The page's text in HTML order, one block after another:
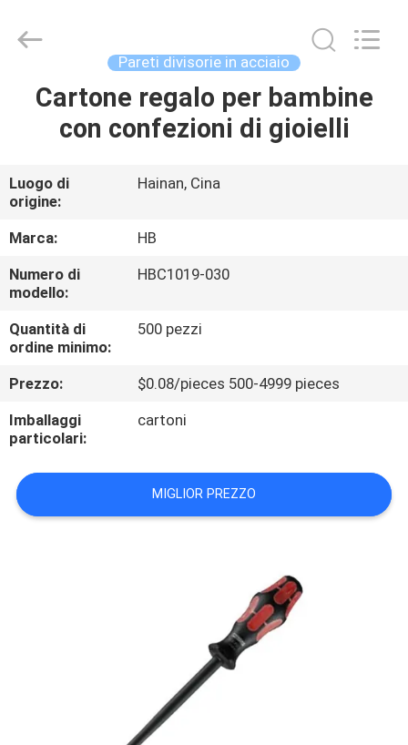
CASA.
SU
DI
NOI
VISITA
FABBRICA
CONTROLLO
DELLA
QUALITÀ
Developed
Pareti divisorie in acciaio
Cartone regalo per bambine
con confezioni di gioielli
Luogo di
origine:
Hainan, Cina
Marca:
HB
Numero di
modello:
HBC1019-030
Quantità di
ordine minimo:
500 pezzi
Prezzo:
$0.08/pieces 500-4999 pieces
Imballaggi
particolari:
cartoni
MIGLIOR PREZZO